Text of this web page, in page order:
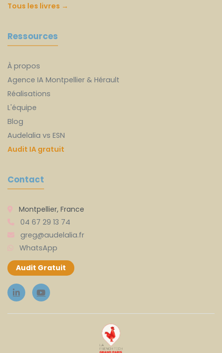
Tous les livres →
Ressources
À propos
Agence IA Montpellier & Hérault
Réalisations
L'équipe
Blog
Audelalia vs ESN
Audit IA gratuit
Contact
Montpellier, France
04 67 29 13 74
greg@audelalia.fr
WhatsApp
Audit Gratuit